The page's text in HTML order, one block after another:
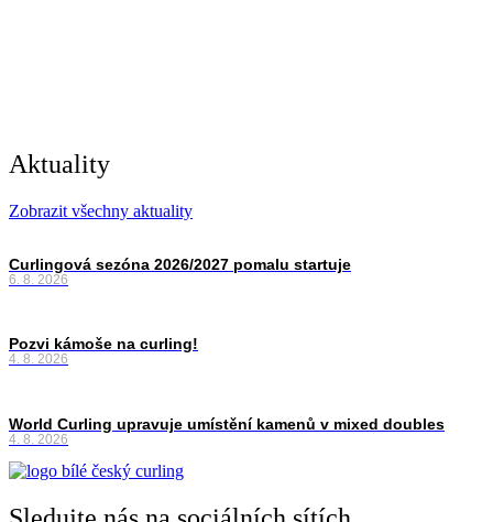
Aktuality
Zobrazit všechny aktuality
Curlingová sezóna 2026/2027 pomalu startuje
6. 8. 2026
Pozvi kámoše na curling!
4. 8. 2026
World Curling upravuje umístění kamenů v mixed doubles
4. 8. 2026